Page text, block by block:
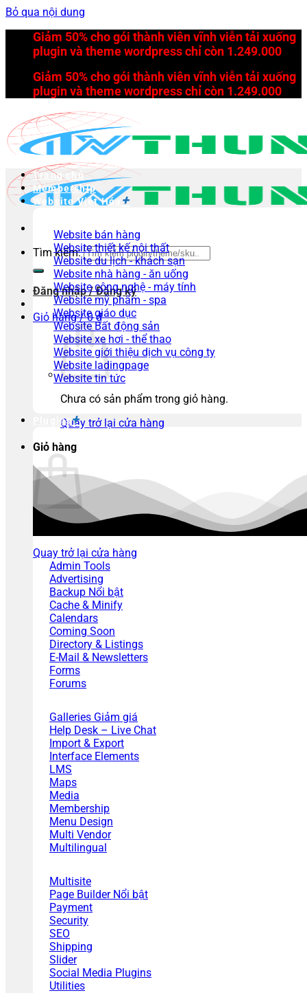
Bỏ qua nội dung
Giảm 50% cho gói thành viên vĩnh viễn tải xuống
plugin và theme wordpress chỉ còn 1.249.000
Giảm 50% cho gói thành viên vĩnh viễn tải xuống
plugin và theme wordpress chỉ còn 1.249.000
Tìm kiếm:
Đăng nhập / Đăng ký
Giỏ hàng /0₫
Chưa có sản phẩm trong giỏ hàng.
Quay trở lại cửa hàng
Giỏ hàng
Chưa có sản phẩm trong giỏ hàng.
Quay trở lại cửa hàng
Trang chủ
Membership
Website Việt Hóa
Website bán hàng
Website thiết kế nội thất
Website du lịch - khách sạn
Website nhà hàng - ăn uống
Website công nghệ - máy tính
Website mỹ phẩm - spa
Website giáo dục
Website Bất động sản
Website xe hơi - thể thao
Website giới thiệu dịch vụ công ty
Website ladingpage
Website tin tức
Plugins
Admin Tools
Advertising
Backup
Cache & Minify
Calendars
Coming Soon
Directory & Listings
E-Mail & Newsletters
Forms
Forums
Galleries
Help Desk – Live Chat
Import & Export
Interface Elements
LMS
Maps
Media
Membership
Menu Design
Multi Vendor
Multilingual
Multisite
Page Builder
Payment
Security
SEO
Shipping
Slider
Social Media Plugins
Utilities